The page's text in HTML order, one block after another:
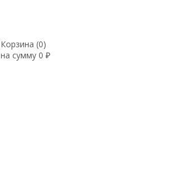
Корзина (0)
на сумму 0 ₽